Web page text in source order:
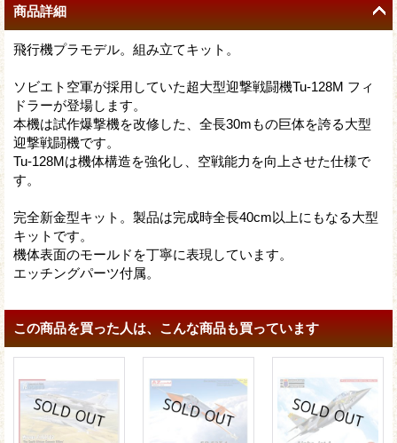
商品詳細
飛行機プラモデル。組み立てキット。
ソビエト空軍が採用していた超大型迎撃戦闘機Tu-128M フィ
ドラーが登場します。
本機は試作爆撃機を改修した、全長30mもの巨体を誇る大型
迎撃戦闘機です。
Tu-128Mは機体構造を強化し、空戦能力を向上させた仕様で
す。
完全新金型キット。製品は完成時全長40cm以上にもなる大型
キットです。
機体表面のモールドを丁寧に表現しています。
エッチングパーツ付属。
この商品を買った人は、こんな商品も買っています